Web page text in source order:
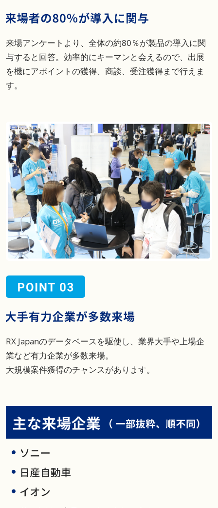
来場アンケートより、全体の約80％が製品の導入に関
与すると回答。効率的にキーマンと会えるので、出展
を機にアポイントの獲得、商談、受注獲得まで行えま
す。
RX Japanのデータベースを駆使し、業界大手や上場企
業など有力企業が多数来場。
大規模案件獲得のチャンスがあります。